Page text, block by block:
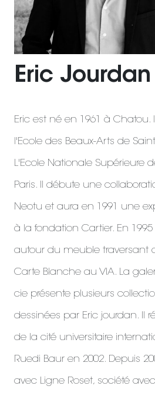
Eric Jourdan
Eric est né en 1961 à Chatou.
l'Ecole des Beaux-Arts de
L'Ecole Nationale Supérieure
Paris. Il débute une
Neotu et aura en 1991 une
à la fondation Cartier. En
autour du meuble traversant
Carte Blanche au VIA. La
cie présente plusieurs
dessinées par Eric jourdan. Il
de la cité universitaire
Ruedi Baur en 2002. Depuis
avec Ligne Roset, société